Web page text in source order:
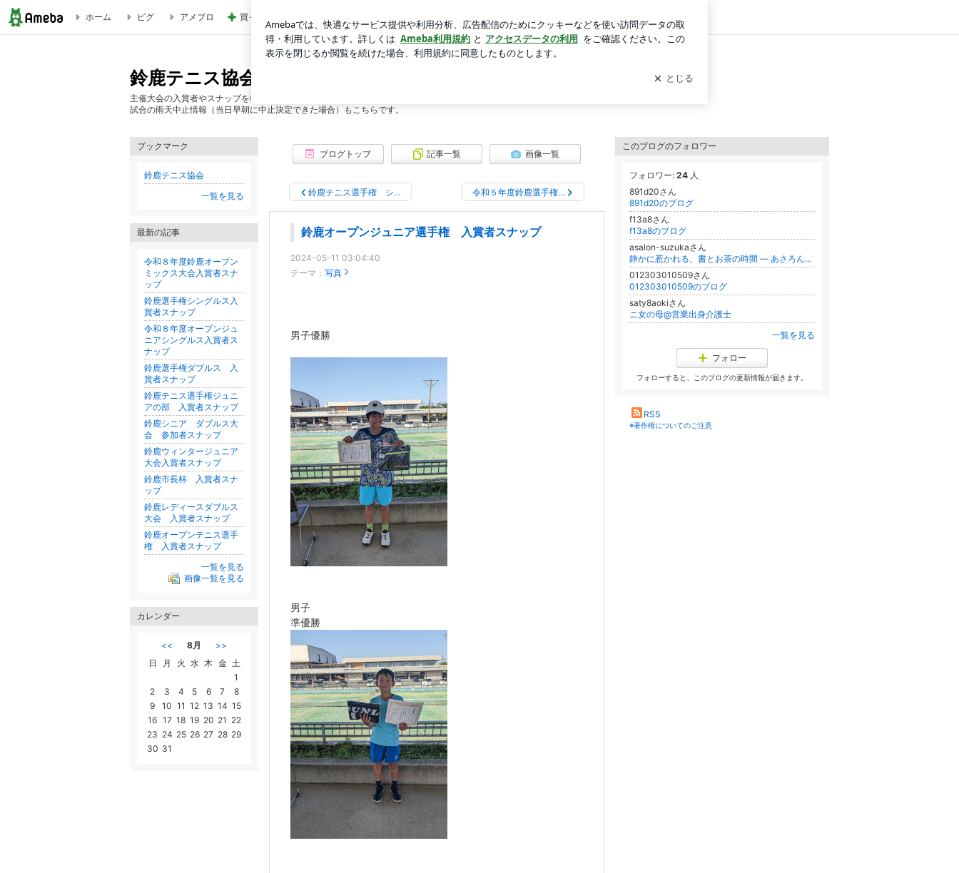
鈴鹿オープンジュニア選手権 入賞者スナップ | 鈴鹿テニス協会の写真
ホーム ピグ アメブロ 買ったシートマスクとリップペンシル 新規登録 ログイン
鈴鹿テニス協会の写真
主催大会の入賞者やスナップを載せていきます。
試合の雨天中止情報（当日早朝に中止決定できた場合）もこちらです。
ブログトップ 記事一覧 画像一覧
鈴鹿テニス選手権 シ… 令和５年度鈴鹿選手権…
鈴鹿オープンジュニア選手権 入賞者スナップ
2024-05-11 03:04:40
テーマ： 写真
男子優勝
男子
準優勝
このブログのフォロワー
フォロワー: 24 人
891d20さん
891d20のブログ
f13a8さん
f13a8のブログ
asalon-suzukaさん
静かに惹かれる、書とお茶の時間 ― あさろん鈴鹿のブログ ―
012303010509さん
012303010509のブログ
saty8aokiさん
ニ女の母@営業出身介護士
一覧を見る
フォロー
フォローすると、このブログの更新情報が届きます。
RSS
※著作権についてのご注意
ブックマーク
鈴鹿テニス協会
一覧を見る
最新の記事
令和８年度鈴鹿オープン
ミックス大会入賞者スナ
ップ
鈴鹿選手権シングルス入
賞者スナップ
令和８年度オープンジュ
ニアシングルス入賞者ス
ナップ
鈴鹿選手権ダブルス 入
賞者スナップ
鈴鹿テニス選手権ジュニ
アの部 入賞者スナップ
鈴鹿シニア ダブルス大
会 参加者スナップ
鈴鹿ウィンタージュニア
大会入賞者スナップ
鈴鹿市長杯 入賞者スナ
ップ
鈴鹿レディースダブルス
大会 入賞者スナップ
鈴鹿オープンテニス選手
権 入賞者スナップ
一覧を見る
画像一覧を見る
カレンダー
<< 8月
>>
日
月 火 水 木 金 土
1
2
3 4 5 6 7
8
9
10 11 12 13 14 15
16 17 18 19 20 21 22
23 24 25 26 27 28 29
30 31